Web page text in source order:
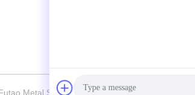
Metal Structural Unit Co. Ltd Allemaal. Alle